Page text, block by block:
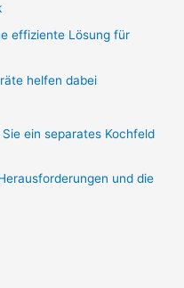
effiziente Lösung für
helfen dabei
ein separates Kochfeld
und die